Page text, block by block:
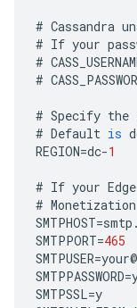
# Cassandra
# If your
#
#
# Specify the
# Default is
REGION=dc-1
# If your Edge
# Monetization
SMTPHOST=smtp .
SMTPPORT=465
SMTPUSER=your@
SMTPPASSWORD=
SMTPSSL=y